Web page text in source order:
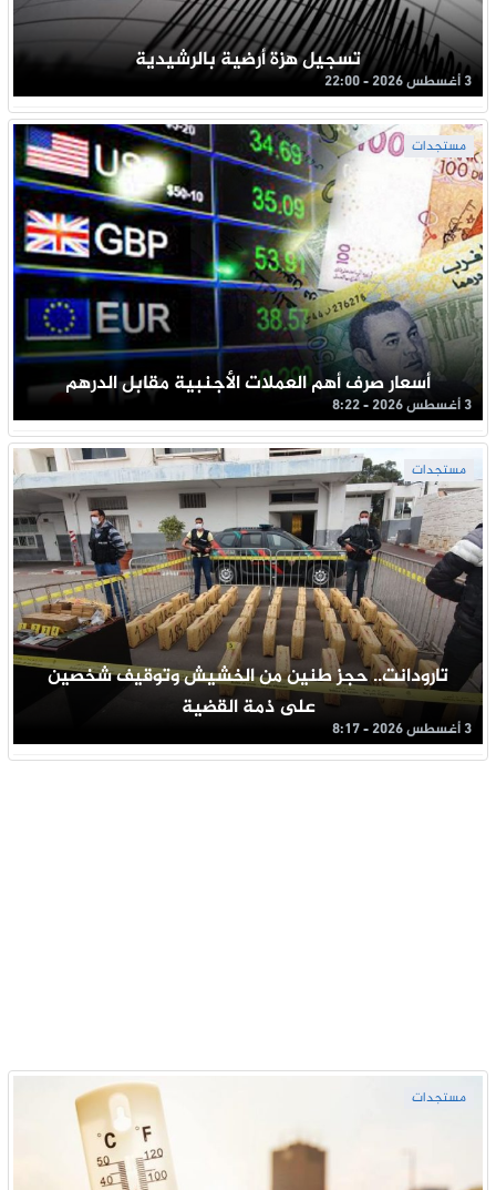
تسجيل هزة أرضية بالرشيدية
3 أغسطس 2026 - 22:00
مستجدات
أسعار صرف أهم العملات الأجنبية مقابل الدرهم
3 أغسطس 2026 - 8:22
مستجدات
تارودانت.. حجز طنين من الخشيش وتوقيف شخصين
على ذمة القضية
3 أغسطس 2026 - 8:17
مستجدات